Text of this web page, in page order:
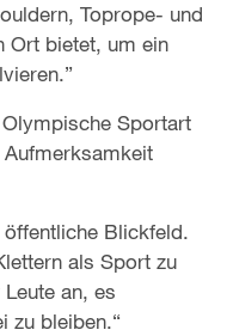
Toprope- und
Ort bietet, um ein
Sportart
Blickfeld.
als Sport zu
an, es
zu bleiben.“